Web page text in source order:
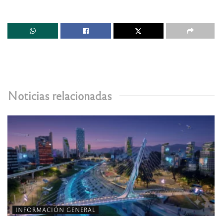
Noticias relacionadas
INFORMACIÓN GENERAL